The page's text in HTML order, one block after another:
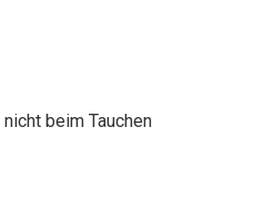
beim Tauchen